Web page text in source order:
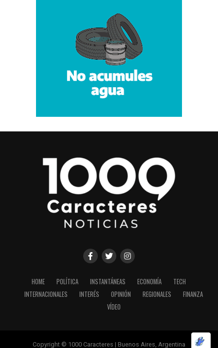
HOME POLÍTICA INSTANTÁNEAS ECONOMÍA
TECH
INTERNACIONALES
INTERÉS OPINIÓN REGIONALES
FINANZA
VÍDEO
Copyright © 1000 Caracteres | Buenos Aires, Argentina